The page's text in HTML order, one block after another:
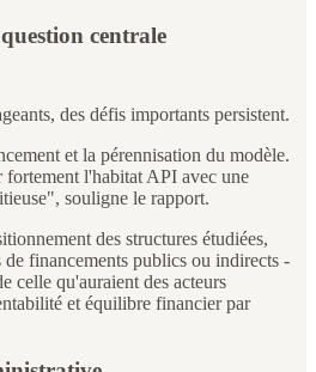
centrale
des défis importants persistent.
et la pérennisation du modèle.
fortement l'habitat API avec une
souligne le rapport.
des structures étudiées,
de financements publics ou indirects -
celle qu'auraient des acteurs
et équilibre financier par